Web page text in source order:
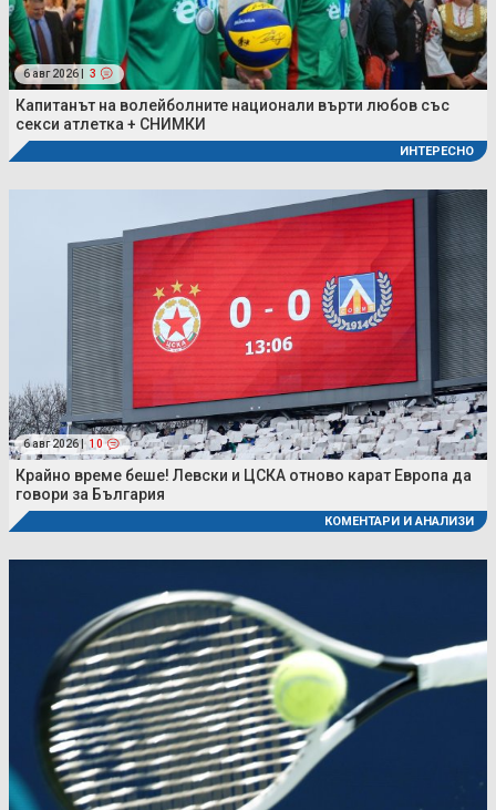
6 авг 2026 | 3
Капитанът на волейболните национали върти любов със
секси атлетка + СНИМКИ
ИНТЕРЕСНО
6 авг 2026 | 10
Крайно време беше! Левски и ЦСКА отново карат Европа да
говори за България
КОМЕНТАРИ И АНАЛИЗИ